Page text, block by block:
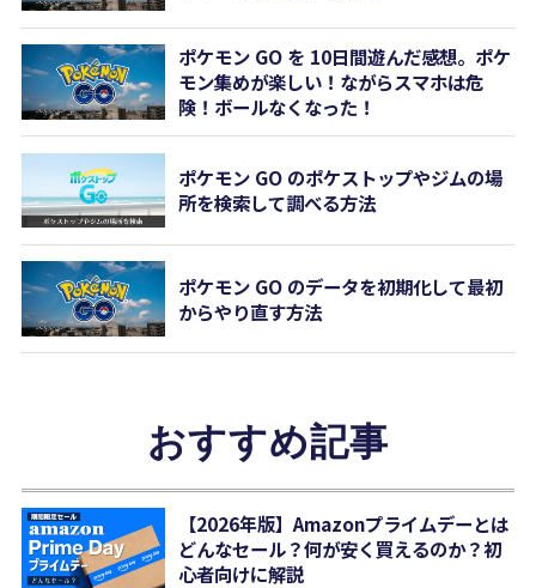
ポケモン GO を 10日間遊んだ感想。ポケ
モン集めが楽しい！ながらスマホは危
険！ボールなくなった！
ポケモン GO のポケストップやジムの場
所を検索して調べる方法
ポケモン GO のデータを初期化して最初
からやり直す方法
おすすめ記事
【2026年版】Amazonプライムデーとは
どんなセール？何が安く買えるのか？初
心者向けに解説